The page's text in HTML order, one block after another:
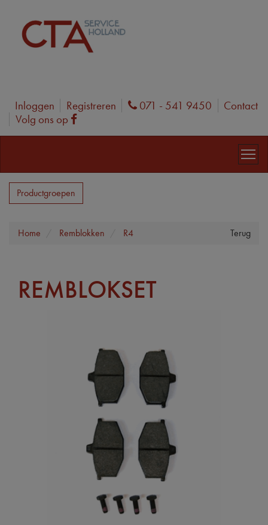
Inloggen Registreren Phone
071 - 541 9450
Contact
Volg ons op
Facebook
Productgroepen
Terug
Home Remblokken R4
REMBLOKSET